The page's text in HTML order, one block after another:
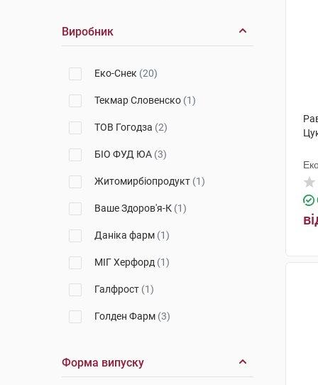
Виробник
Еко-Снек (20)
Текмар Словенско (1)
ТОВ Гогодза (2)
БІО ФУД ЮА (3)
Житомирбіопродукт (1)
Ваше Здоров'я-К (1)
Даніка фарм (1)
МІГ Херфорд (1)
Галфрост (1)
Голден Фарм (3)
Ерсель Фарма
Форма випуску